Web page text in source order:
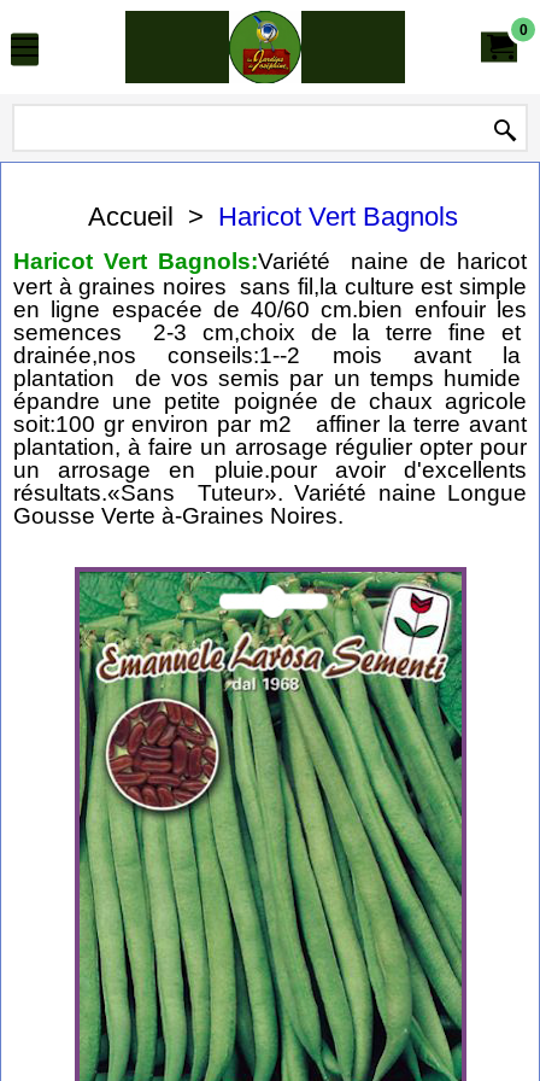
0
Accueil > Haricot Vert Bagnols
Haricot Vert Bagnols:Variété naine de haricot
vert à graines noires sans fil,la culture est simple
en ligne espacée de 40/60 cm.bien enfouir les
semences 2-3 cm,choix de la terre fine et
drainée,nos conseils:1--2 mois avant la
plantation de vos semis par un temps humide
épandre une petite poignée de chaux agricole
soit:100 gr environ par m2 affiner la terre avant
plantation, à faire un arrosage régulier opter pour
un arrosage en pluie.pour avoir d'excellents
résultats.«Sans Tuteur». Variété naine Longue
Gousse Verte à-Graines Noires.